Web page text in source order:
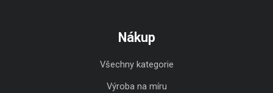
Nákup
Všechny kategorie
Výroba na míru